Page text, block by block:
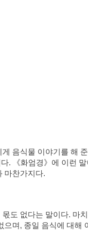
음식물 이야기를 해
. 《화엄경》에 이런 말
마찬가지다.
도 없다는 말이다. 마
며, 종일 음식에 대해